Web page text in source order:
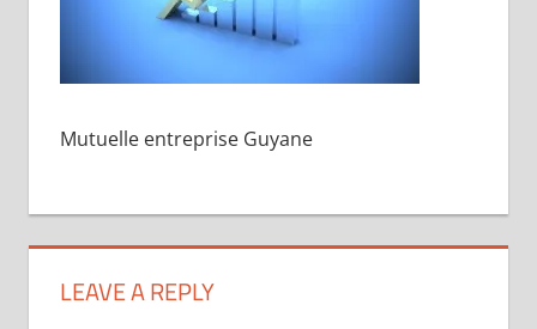
Mutuelle entreprise Guyane
LEAVE A REPLY